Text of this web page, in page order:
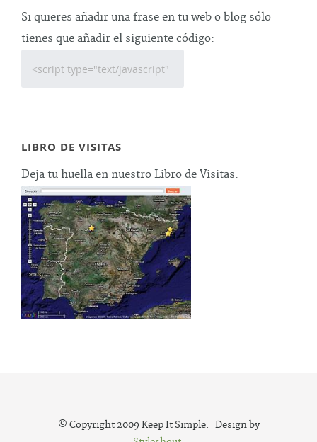
Si quieres añadir una frase en tu web o blog sólo
tienes que añadir el siguiente código:
LIBRO DE VISITAS
Deja tu huella en nuestro Libro de Visitas.
© Copyright 2009 Keep It Simple. Design by